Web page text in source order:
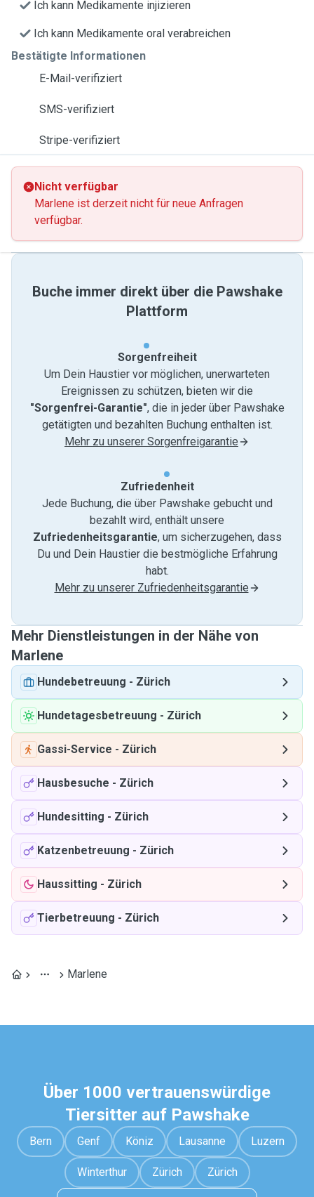
Ich kann Medikamente injizieren
Ich kann Medikamente oral verabreichen
Bestätigte Informationen
E-Mail-verifiziert
SMS-verifiziert
Stripe-verifiziert
Nicht verfügbar
Marlene ist derzeit nicht für neue Anfragen
verfügbar.
Buche immer direkt über die Pawshake
Plattform
Sorgenfreiheit
Um Dein Haustier vor möglichen, unerwarteten
Ereignissen zu schützen, bieten wir die
"Sorgenfrei-Garantie", die in jeder über Pawshake
getätigten und bezahlten Buchung enthalten ist.
Mehr zu unserer Sorgenfreigarantie
Zufriedenheit
Jede Buchung, die über Pawshake gebucht und
bezahlt wird, enthält unsere
Zufriedenheitsgarantie, um sicherzugehen, dass
Du und Dein Haustier die bestmögliche Erfahrung
habt.
Mehr zu unserer Zufriedenheitsgarantie
Mehr Dienstleistungen in der Nähe von
Marlene
Hundebetreuung - Zürich
Hundetagesbetreuung - Zürich
Gassi-Service - Zürich
Hausbesuche - Zürich
Hundesitting - Zürich
Katzenbetreuung - Zürich
Haussitting - Zürich
Tierbetreuung - Zürich
Marlene
Über 1000 vertrauenswürdige
Tiersitter auf Pawshake
Bern Genf Köniz Lausanne Luzern
Winterthur Zürich Zürich